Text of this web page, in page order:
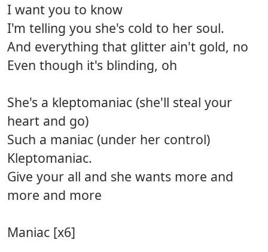
I want you to know
I'm telling you she's cold to her soul.
And everything that glitter ain't gold, no
Even though it's blinding, oh
She's a kleptomaniac (she'll steal your
heart and go)
Such a maniac (under her control)
Kleptomaniac.
Give your all and she wants more and
more and more
Maniac [x6]